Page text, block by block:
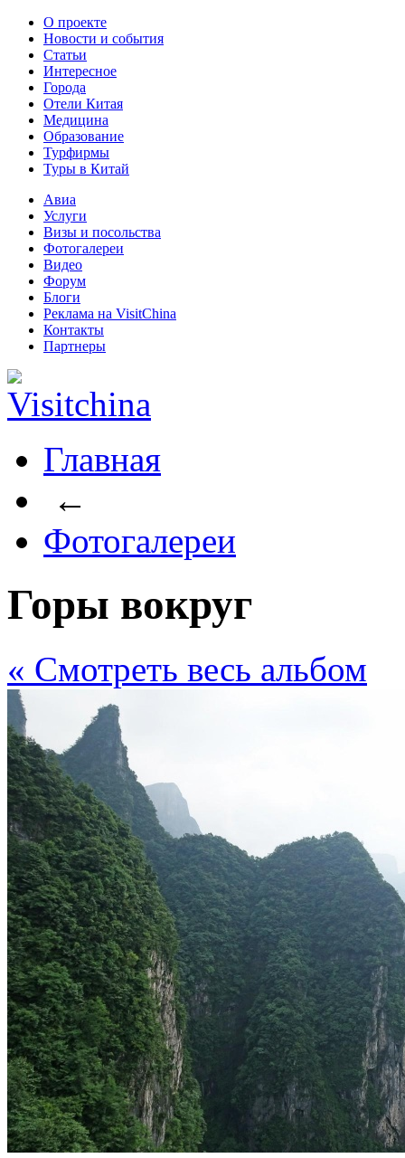
О проекте
Новости и события
Статьи
Интересное
Города
Отели Китая
Медицина
Образование
Турфирмы
Туры в Китай
Авиа
Услуги
Визы и посольства
Фотогалереи
Видео
Форум
Блоги
Реклама на VisitChina
Контакты
Партнеры
Главная
←
Фотогалереи
Горы вокруг
« Cмотреть весь альбом